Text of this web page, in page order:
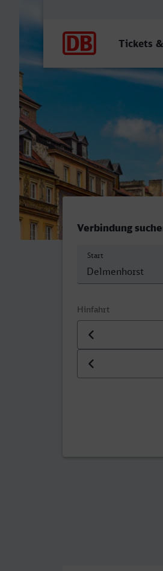
Tickets
Delmenhorst -
Verbindung
Start
Hinfahrt
Datum der Hinfahrt
Uhrzeit der Hinfahrt